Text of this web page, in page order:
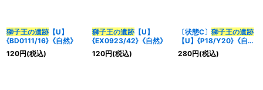
獅子王の遺跡 【U】
{BD0111/16}《自然》
120円(税込)
獅子王の遺跡【U】
{EX0923/42}《自然》
120円(税込)
〔状態C〕 獅子王の遺跡
【U】{P18/Y20}《自
然》
280円(税込)